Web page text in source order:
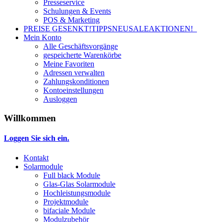
Presseservice
Schulungen & Events
POS & Marketing
PREISE GESENKT!TIPPSNEUSALEAKTIONEN!
Mein Konto
Alle Geschäftsvorgänge
gespeicherte Warenkörbe
Meine Favoriten
Adressen verwalten
Zahlungskonditionen
Kontoeinstellungen
Ausloggen
Willkommen
Loggen Sie sich ein.
Kontakt
Solarmodule
Full black Module
Glas-Glas Solarmodule
Hochleistungsmodule
Projektmodule
bifaciale Module
Modulzubehör